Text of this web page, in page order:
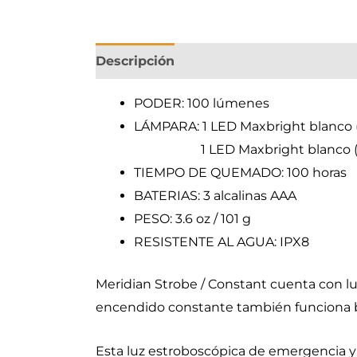
Descripción
PODER: 100 lúmenes
LÁMPARA: 1 LED Maxbright
1 LED Maxbright blanco
TIEMPO DE QUEMADO: 100 horas
BATERIAS: 3 alcalinas AAA
PESO: 3.6 oz / 101 g
RESISTENTE AL AGUA: IPX8
Meridian Strobe / Constant cuenta con
encendido constante también funciona
Esta luz estroboscópica de emergencia